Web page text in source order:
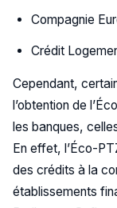
Compagnie
Crédit
Cependant,
l’obtention de
les banques,
En effet, l’Éco-
des crédits à la
établissements